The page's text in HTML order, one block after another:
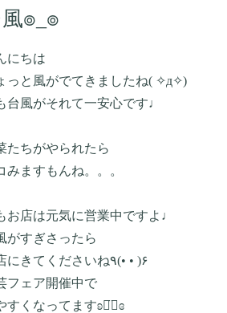
๏_๏
にちは
っと風がでてきましたね( ✧д✧)
台風がそれて一安心です♩
たちがやられたら
みますもんね。。。
お店は元気に営業中ですよ♩
がすぎさったら
お店にきてくださいね٩(• • )۶
フェア開催中で
すくなってますʚ◡̈⃝ɞ